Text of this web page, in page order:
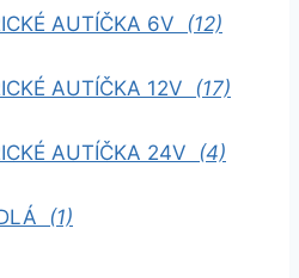
AUTÍČKA 6V (12)
AUTÍČKA 12V (17)
AUTÍČKA 24V (4)
(1)